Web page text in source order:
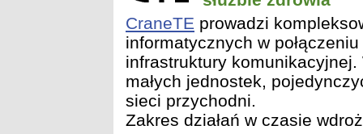
CraneTE prowadzi
informatycznych w
infrastruktury
małych jednostek,
sieci przychodni.
Zakres działań w czasie